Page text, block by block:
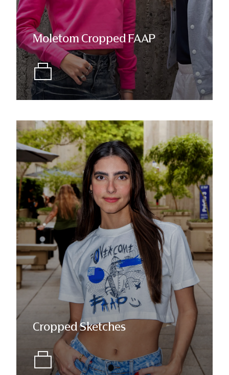
Moletom Cropped FAAP
Cropped Sketches